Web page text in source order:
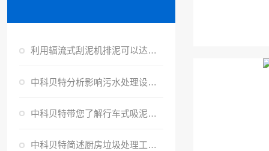
利用辐流式刮泥机排泥可以达到节省能耗的目的
中科贝特分析影响污水处理设备过滤效果的主要因素是什么？
中科贝特带您了解行车式吸泥机运转原理及特点
中科贝特简述厨房垃圾处理工艺流程